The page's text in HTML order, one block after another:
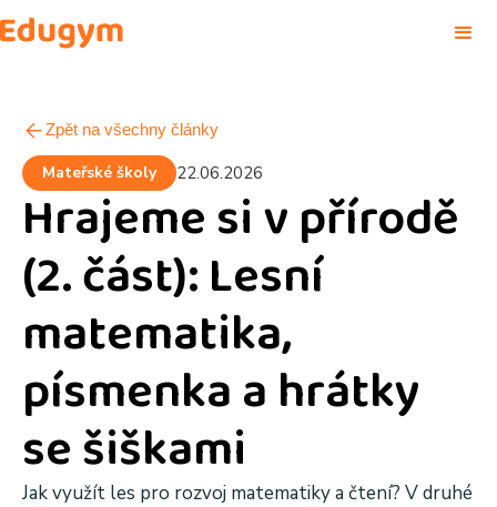
Zpět na všechny články
Mateřské školy 22.06.2026
Hrajeme si v přírodě
(2. část): Lesní
matematika,
písmenka a hrátky
se šiškami
Jak využít les pro rozvoj matematiky a čtení? V druhé